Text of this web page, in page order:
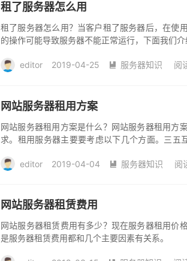
租了服务器怎么用
租了服务器怎么用？当客户租了服务器后，在使
的操作可能导致服务器不能正常运行，下面我们介
editor 2019-04-25  服务器知识 阅
网站服务器租用方案
网站服务器租用方案是什么？网站服务器租用方
求。租用服务器主要要考虑以下几个方面。三五
editor
2019-04-04  服务器知识 阅
网站服务器租赁费用
网站服务器租赁费用有多少？现在服务器租用价
是服务器租赁费用都和几个主要因素有关系。